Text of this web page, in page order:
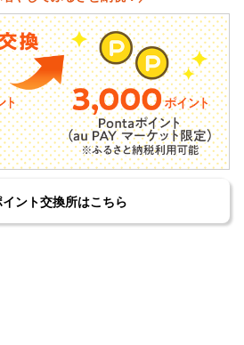
イント交換所はこちら